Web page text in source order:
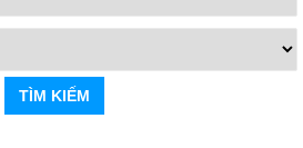
TÌM KIẾM